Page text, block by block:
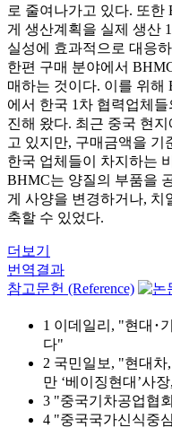
로 줄여나가고 있다. 또
게 생산계획을 실제 생산
실성에 효과적으로 대응
한편 구매 분야에서
매하는 것이다. 이를 위해
에서 한국 1차 협력업체
진해 왔다. 최근 중국 현
고 있지만, 구매금액을
한국 업체들이 차지하는
BHMC는 양질의 부품을
게 사양을 변경하거나, 치
축할 수 있었다.
더보기
번역결과
참고문헌 (Reference)
1 이데일리, "현대･
다"
2 국민일보, "현대
만 ‘베이징현대’사
3 "중국기차공업협
4 "중국국가신식중